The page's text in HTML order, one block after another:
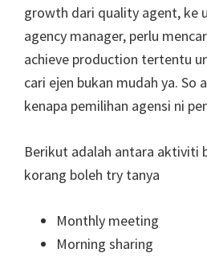
growth dari quality agent, ke
agency manager, perlu
achieve production tertentu
cari ejen bukan mudah ya. So
kenapa pemilihan agensi ni
Berikut adalah antara aktiviti
korang boleh try tanya
Monthly meeting
Morning sharing